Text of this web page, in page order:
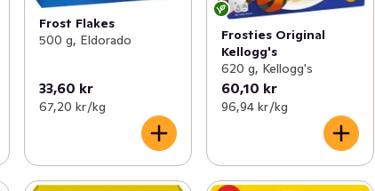
Frost Flakes
500 g, Eldorado
33,60 kr
67,20 kr /kg
Frosties Original
Kellogg's
620 g, Kellogg's
60,10 kr
96,94 kr /kg